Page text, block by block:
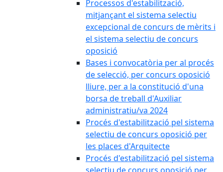
Processos d'estabilització,
mitjançant el sistema selectiu
excepcional de concurs de mèrits i
el sistema selectiu de concurs
oposició
Bases i convocatòria per al procés
de selecció, per concurs oposició
lliure, per a la constitució d'una
borsa de treball d'Auxiliar
administratiu/va 2024
Procés d'estabilització pel sistema
selectiu de concurs oposició per
les places d'Arquitecte
Procés d'estabilització pel sistema